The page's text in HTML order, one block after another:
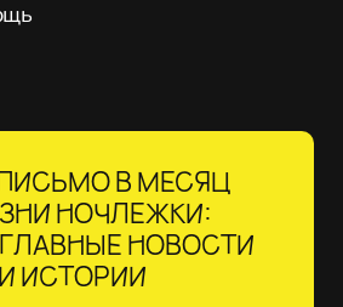
В МЕСЯЦ
НОЧЛЕЖКИ:
НОВОСТИ
И ИСТОРИИ